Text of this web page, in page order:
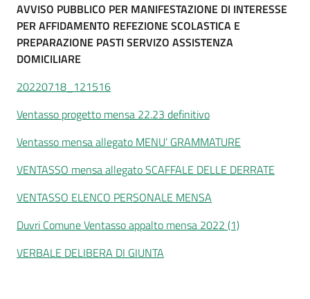
AVVISO PUBBLICO PER MANIFESTAZIONE DI INTERESSE
PER AFFIDAMENTO REFEZIONE SCOLASTICA E
PREPARAZIONE PASTI SERVIZO ASSISTENZA
DOMICILIARE
20220718_121516
Ventasso progetto mensa 22.23 definitivo
Ventasso mensa allegato MENU’ GRAMMATURE
VENTASSO mensa allegato SCAFFALE DELLE DERRATE
VENTASSO ELENCO PERSONALE MENSA
Duvri Comune Ventasso appalto mensa 2022 (1)
VERBALE DELIBERA DI GIUNTA